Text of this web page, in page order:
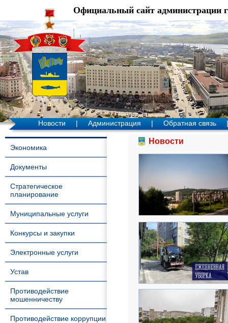
Официальный сайт администрации
Новости | Администрация | Обратная связь |
Экономика
Документы
Стратегическое
планирование
Муниципальные услуги
Конкурсы и закупки
Электронные услуги
Устав
Противодействие
мошенничеству
Противодействие коррупции
Новости